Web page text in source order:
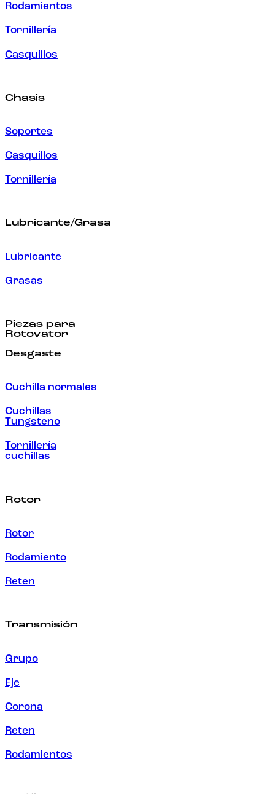
Rodamientos
Tornillería
Casquillos
Chasis
Soportes
Casquillos
Tornillería
Lubricante/Grasa
Lubricante
Grasas
Piezas para
Rotovator
Desgaste
Cuchilla normales
Cuchillas
Tungsteno
Tornillería
cuchillas
Rotor
Rotor
Rodamiento
Reten
Transmisión
Grupo
Eje
Corona
Reten
Rodamientos